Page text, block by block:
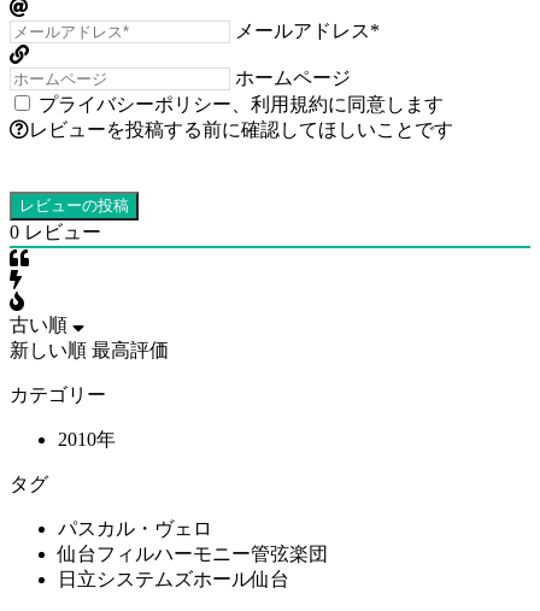
メールアドレス*
ホームページ
プライバシーポリシー
利用規約に同意します
レビューを投稿する前に確認してほしいことです
0 レビュー
古い順
新しい順 最高評価
カテゴリー
2010年
タグ
パスカル・ヴェロ
仙台フィルハーモニー管弦楽団
日立システムズホール仙台